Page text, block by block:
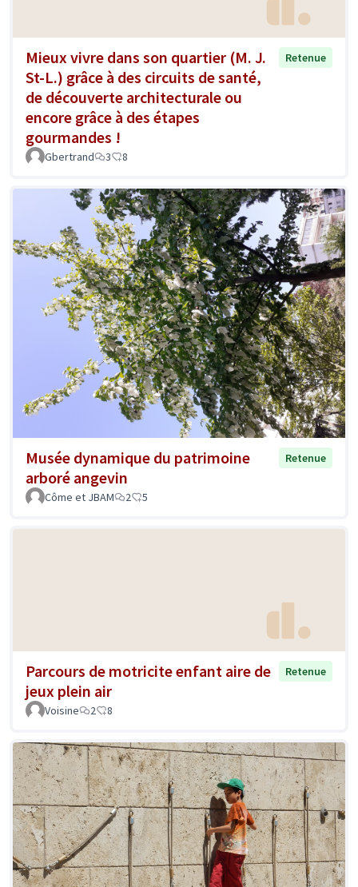
Mieux vivre dans son quartier (M. J.
St-L.) grâce à des circuits de santé,
de découverte architecturale ou
encore grâce à des étapes
gourmandes !
Retenue
Gbertrand 3 8
Musée dynamique du patrimoine
arboré angevin
Retenue
Côme et JBAM 2 5
Parcours de motricite enfant aire de
jeux plein air
Retenue
Voisine 2 8